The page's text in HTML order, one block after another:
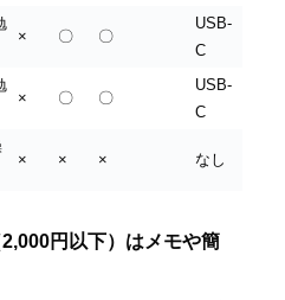
× 〇 〇
USB-
C
× 〇 〇
USB-
C
× × × なし
円以下）はメモや簡